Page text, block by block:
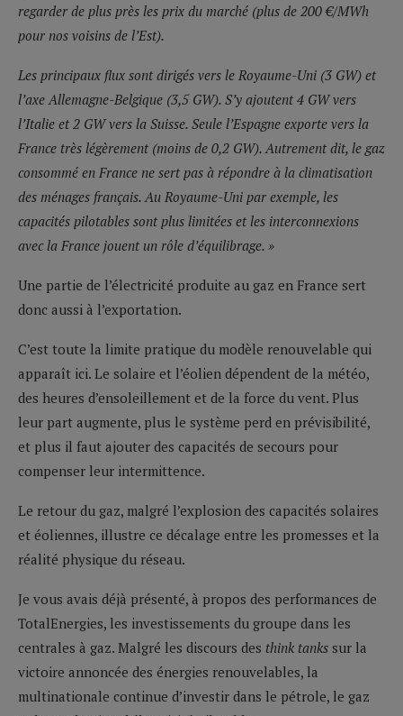
regarder de plus près les prix du marché (plus de 200 €/MWh
pour nos voisins de l’Est).
Les principaux flux sont dirigés vers le Royaume-Uni (3 GW) et
l’axe Allemagne-Belgique (3,5 GW). S’y ajoutent 4 GW vers
l’Italie et 2 GW vers la Suisse. Seule l’Espagne exporte vers la
France très légèrement (moins de 0,2 GW). Autrement dit, le gaz
consommé en France ne sert pas à répondre à la climatisation
des ménages français. Au Royaume-Uni par exemple, les
capacités pilotables sont plus limitées et les interconnexions
avec la France jouent un rôle d’équilibrage. »
Une partie de l’électricité produite au gaz en France sert
donc aussi à l’exportation.
C’est toute la limite pratique du modèle renouvelable qui
apparaît ici. Le solaire et l’éolien dépendent de la météo,
des heures d’ensoleillement et de la force du vent. Plus
leur part augmente, plus le système perd en prévisibilité,
et plus il faut ajouter des capacités de secours pour
compenser leur intermittence.
Le retour du gaz, malgré l’explosion des capacités solaires
et éoliennes, illustre ce décalage entre les promesses et la
réalité physique du réseau.
Je vous avais déjà présenté, à propos des performances de
TotalEnergies, les investissements du groupe dans les
centrales à gaz. Malgré les discours des think tanks sur la
victoire annoncée des énergies renouvelables, la
multinationale continue d’investir dans le pétrole, le gaz